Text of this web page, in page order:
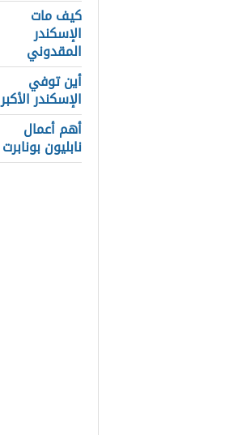
كيف مات
الإسكندر
المقدوني
أين توفي
الإسكندر الأكبر
أهم أعمال
نابليون بونابرت